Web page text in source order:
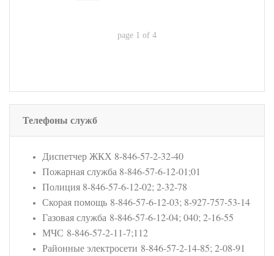
page 1 of 4
Телефоны служб
Диспетчер ЖКХ 8-846-57-2-32-40
Пожарная служба 8-846-57-6-12-01;01
Полиция 8-846-57-6-12-02; 2-32-78
Скорая помощь 8-846-57-6-12-03; 8-927-757-53-14
Газовая служба 8-846-57-6-12-04; 040; 2-16-55
МЧС 8-846-57-2-11-7;112
Районные электросети 8-846-57-2-14-85; 2-08-91